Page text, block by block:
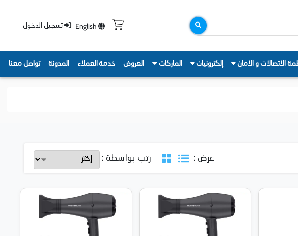
English تسجيل الدخول
الاتصالات و الامان إلكترونيات الماركات العروض خدمة العملاء المدونة تواصل معنا
عرض : رتب بواسطة :